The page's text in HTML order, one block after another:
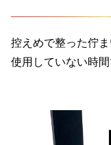
控えめで整った佇
使用していない時